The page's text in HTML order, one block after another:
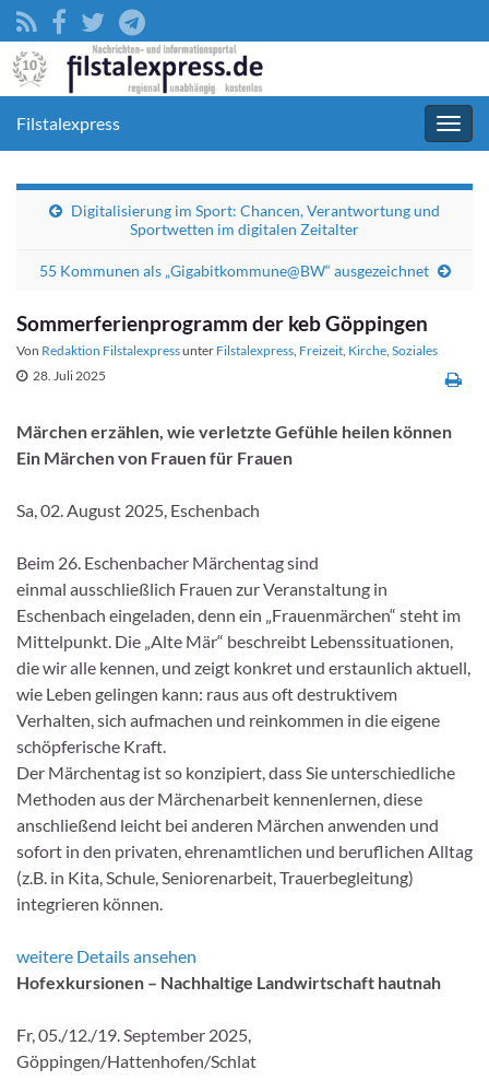
Filstalexpress
Digitalisierung im Sport: Chancen, Verantwortung und
Sportwetten im digitalen Zeitalter
55 Kommunen als „Gigabitkommune@BW“ ausgezeichnet
Sommerferienprogramm der keb Göppingen
Von Redaktion Filstalexpressunter Filstalexpress, Freizeit, Kirche, Soziales
28. Juli 2025
Märchen erzählen, wie verletzte Gefühle heilen können
Ein Märchen von Frauen für Frauen
Sa, 02. August 2025, Eschenbach
Beim 26. Eschenbacher Märchentag sind
einmal ausschließlich Frauen zur Veranstaltung in
Eschenbach eingeladen, denn ein „Frauenmärchen“ steht im
Mittelpunkt. Die „Alte Mär“ beschreibt Lebenssituationen,
die wir alle kennen, und zeigt konkret und erstaunlich aktuell,
wie Leben gelingen kann: raus aus oft destruktivem
Verhalten, sich aufmachen und reinkommen in die eigene
schöpferische Kraft.
Der Märchentag ist so konzipiert, dass Sie unterschiedliche
Methoden aus der Märchenarbeit kennenlernen, diese
anschließend leicht bei anderen Märchen anwenden und
sofort in den privaten, ehrenamtlichen und beruflichen Alltag
(z.B. in Kita, Schule, Seniorenarbeit, Trauerbegleitung)
integrieren können.
weitere Details ansehen
Hofexkursionen – Nachhaltige Landwirtschaft hautnah
Fr, 05./12./19. September 2025,
Göppingen/Hattenhofen/Schlat